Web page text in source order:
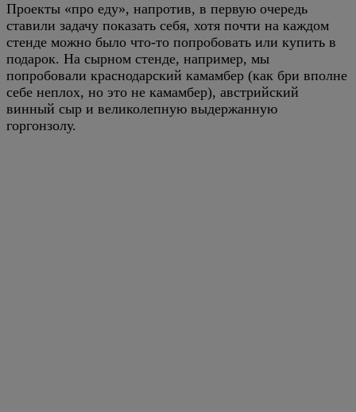
Проекты «про еду», напротив, в первую очередь
ставили задачу показать себя, хотя почти на каждом
стенде можно было что-то попробовать или купить в
подарок. На сырном стенде, например, мы
попробовали краснодарский камамбер (как бри вполне
себе неплох, но это не камамбер), австрийский
винный сыр и великолепную выдержанную
горгонзолу.